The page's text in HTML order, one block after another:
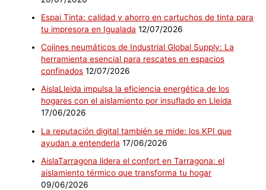
Espai Tinta: calidad y ahorro en cartuchos de tinta para
tu impresora en Igualada 12/07/2026
Cojines neumáticos de Industrial Global Supply: La
herramienta esencial para rescates en espacios
confinados 12/07/2026
AislaLleida impulsa la eficiencia energética de los
hogares con el aislamiento por insuflado en Lleida
17/06/2026
La reputación digital también se mide: los KPI que
ayudan a entenderla 17/06/2026
AislaTarragona lidera el confort en Tarragona: el
aislamiento térmico que transforma tu hogar
09/06/2026